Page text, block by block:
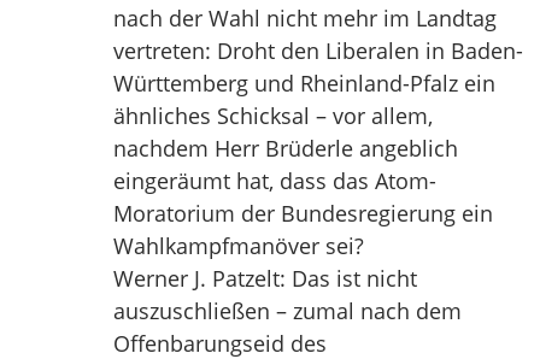
nach der Wahl nicht mehr im Landtag
vertreten: Droht den Liberalen in Baden-
Württemberg und Rheinland-Pfalz ein
ähnliches Schicksal – vor allem,
nachdem Herr Brüderle angeblich
eingeräumt hat, dass das Atom-
Moratorium der Bundesregierung ein
Wahlkampfmanöver sei?
Werner J. Patzelt: Das ist nicht
auszuschließen – zumal nach dem
Offenbarungseid des